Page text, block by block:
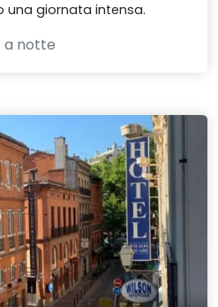
una giornata intensa.
a notte